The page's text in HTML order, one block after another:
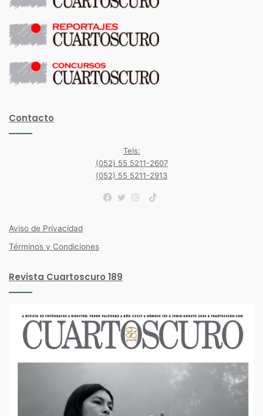
Contacto
Tels:
(052) 55 5211-2607
(052) 55 5211-2913
TikTok
Aviso de Privacidad
Términos y Condiciones
Revista Cuartoscuro 189